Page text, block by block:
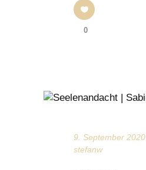
0
9. September 2020
stefanw